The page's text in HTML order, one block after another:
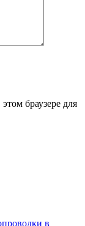
браузере для
в